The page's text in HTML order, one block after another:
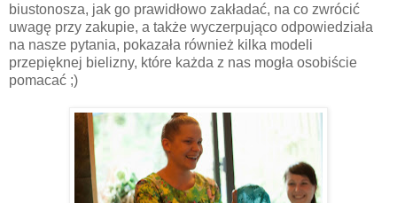
biustonosza, jak go prawidłowo zakładać, na co zwrócić
uwagę przy zakupie, a także wyczerpująco odpowiedziała
na nasze pytania, pokazała również kilka modeli
przepięknej bielizny, które każda z nas mogła osobiście
pomacać ;)